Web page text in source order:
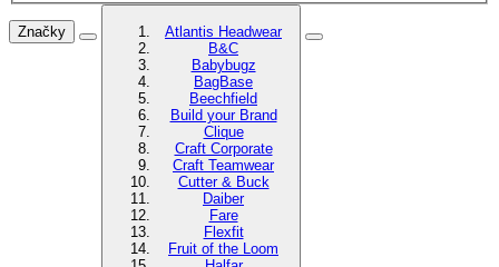
Značky
Atlantis Headwear
B&C
Babybugz
BagBase
Beechfield
Build your Brand
Clique
Craft Corporate
Craft Teamwear
Cutter & Buck
Daiber
Fare
Flexfit
Fruit of the Loom